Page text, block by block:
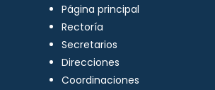
Página principal
Rectoría
Secretarios
Direcciones
Coordinaciones